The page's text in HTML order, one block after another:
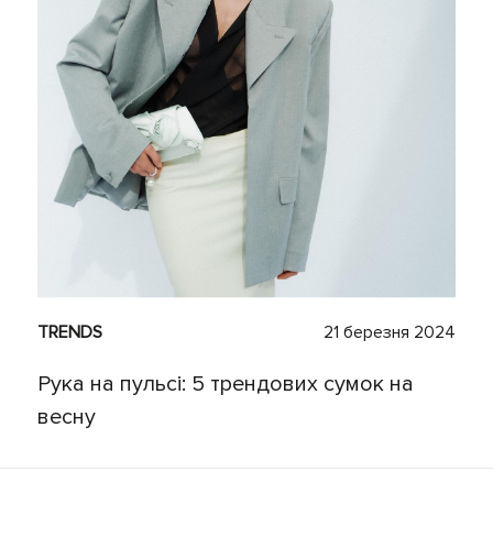
TRENDS 21 березня 2024
Рука на пульсі: 5 трендових сумок на
весну